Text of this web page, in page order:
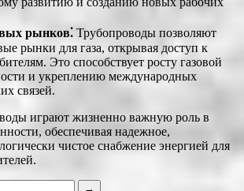
рынков⁚ Трубопроводы позволяют
рынки для газа, открывая доступ к
Это способствует росту газовой
и укреплению международных
связей.
играют жизненно важную роль в
обеспечивая надежное,
чистое снабжение энергией для